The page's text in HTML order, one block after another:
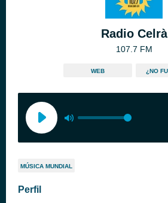
Radio Celrà
107.7 FM
WEB ¿NO
MÚSICA MUNDIAL
Perfil